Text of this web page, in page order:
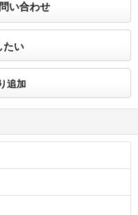
い合わせ
たい
追加